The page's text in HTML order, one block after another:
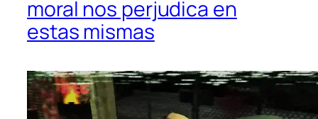
moral nos perjudica en
estas mismas